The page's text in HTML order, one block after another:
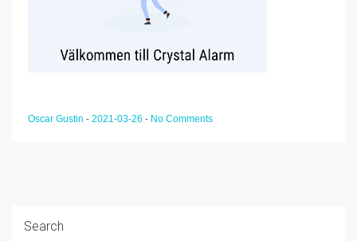
Oscar Gustin - 2021-03-26 - No Comments
Search